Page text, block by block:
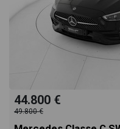
44.800 €
49.800 €